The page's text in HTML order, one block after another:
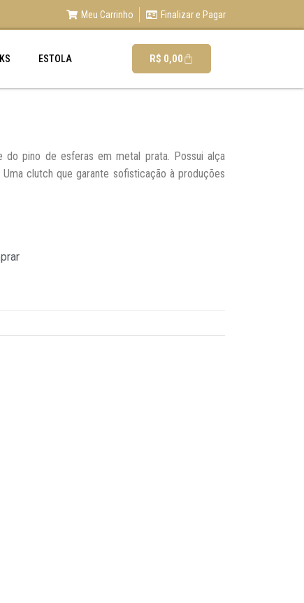
Meu Carrinho Finalizar e Pagar
ESTOLA R$ 0,00
do pino de esferas em metal prata. Possui alça
clutch que garante sofisticação à produções